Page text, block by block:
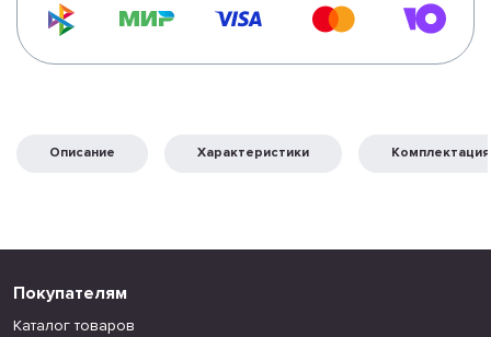
Описание Характеристики Комплектация
Покупателям
Каталог товаров